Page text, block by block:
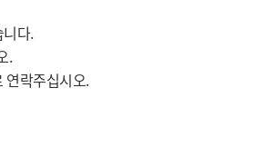
다.
.
연락주십시오.